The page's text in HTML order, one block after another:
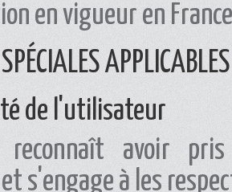
en vigueur en
de l'utilisateur
reconnaît avoir
s'engage à les